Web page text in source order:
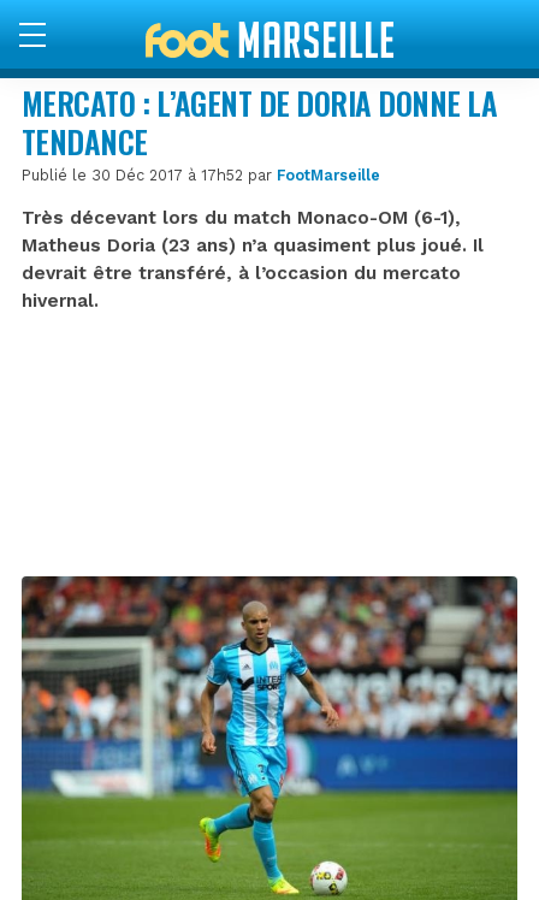
MERCATO : L’AGENT DE DORIA DONNE LA
TENDANCE
Publié le 30 Déc 2017 à 17h52 par FootMarseille
Très décevant lors du match Monaco-OM (6-1),
Matheus Doria (23 ans) n’a quasiment plus joué. Il
devrait être transféré, à l’occasion du mercato
hivernal.